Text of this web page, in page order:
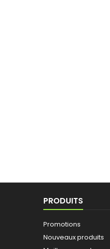
PRODUITS
Promotions
Nouveaux produits